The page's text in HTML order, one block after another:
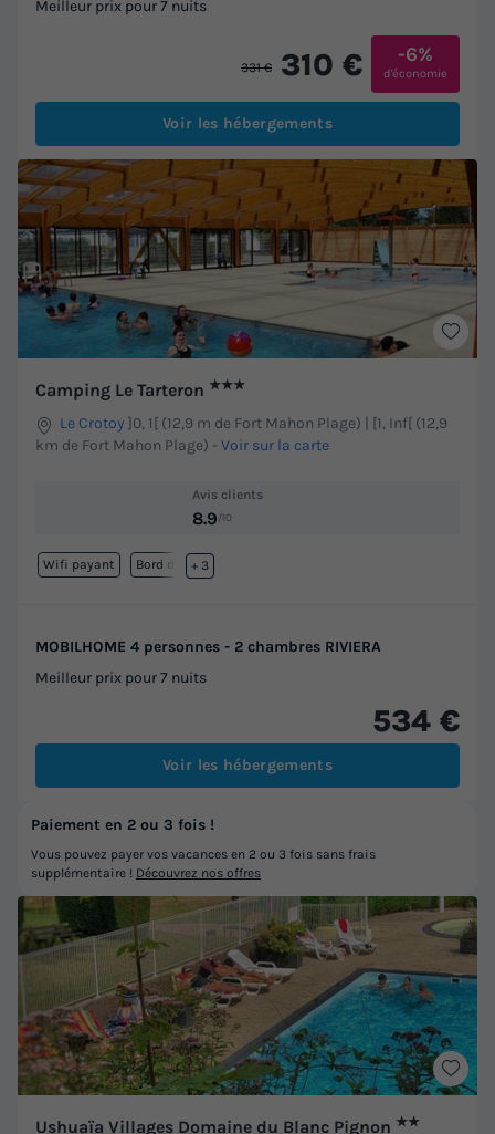
Meilleur prix pour 7 nuits
331 € 310 € -6%
d'économie
Voir les hébergements
Camping Le Tarteron ★★★
Le Crotoy ]0, 1[ (12,9 m de Fort Mahon Plage) | [1, Inf[ (12,9
km de Fort Mahon Plage) - Voir sur la carte
Avis clients
8.9/10
Wifi payant Bord de mer
+ 3
MOBILHOME 4 personnes - 2 chambres RIVIERA
Meilleur prix pour 7 nuits
534 €
Voir les hébergements
Ushuaïa Villages Domaine du Blanc Pignon ★★
Paiement en 2 ou 3 fois !
Vous pouvez payer vos vacances en 2 ou 3 fois sans frais
supplémentaire ! Découvrez nos offres